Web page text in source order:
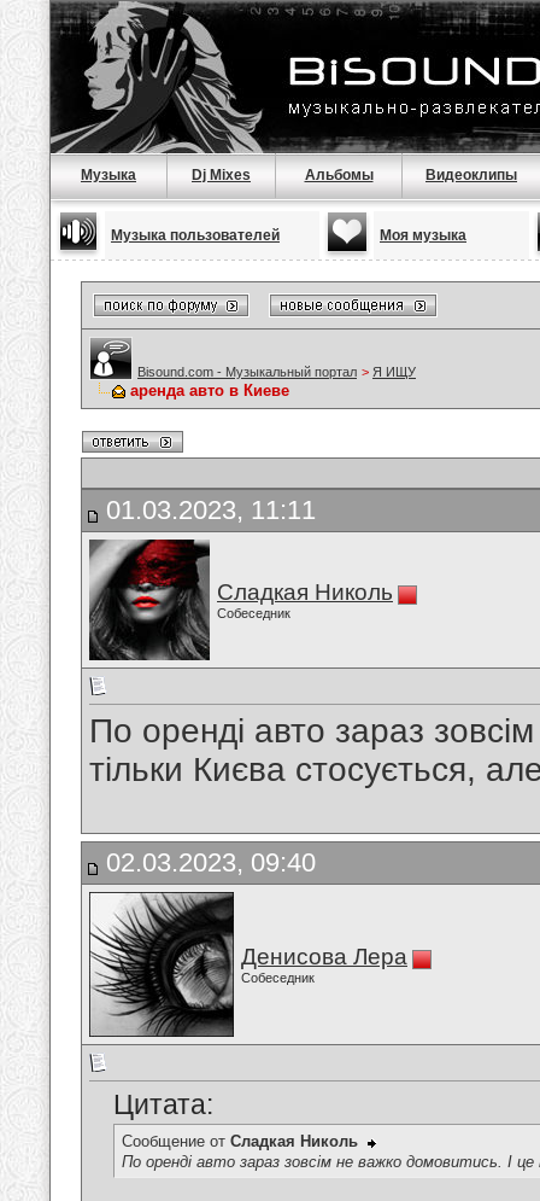
Музыка Dj Mixes Альбомы Видеоклипы
Музыка пользователей Моя музыка
Bisound.com - Музыкальный портал > Я ИЩУ
аренда авто в Киеве
01.03.2023, 11:11
Сладкая Николь
Собеседник
По оренді авто зараз
тільки Києва стосується,
02.03.2023, 09:40
Денисова Лера
Собеседник
Цитата:
Сообщение от Сладкая Николь
По оренді авто зараз зовсім не важко домовитись. І